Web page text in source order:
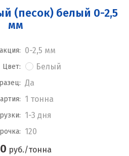
(песок) белый 0-2,5
мм
0-2,5 мм
Цвет: Белый
Да
1 тонна
1-3 дня
120
руб./тонна